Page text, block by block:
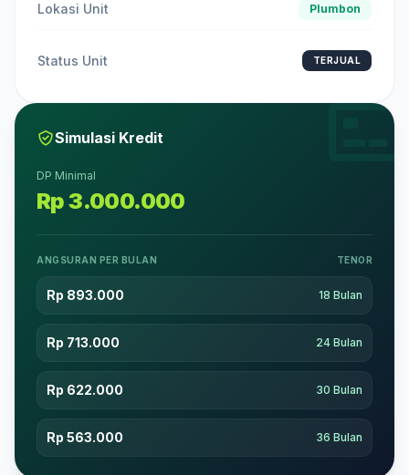
Lokasi Unit Plumbon
Status Unit TERJUAL
Simulasi Kredit
DP Minimal
Rp 3.000.000
ANGSURAN PER BULAN TENOR
Rp 893.000 18 Bulan
Rp 713.000 24 Bulan
Rp 622.000 30 Bulan
Rp 563.000 36 Bulan